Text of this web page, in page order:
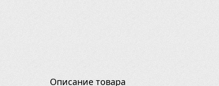
Описание товара